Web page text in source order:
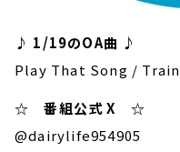
♪ 1/19のOA曲 ♪
Play That Song / Train
☆ 番組公式 X ☆
@dairylife954905